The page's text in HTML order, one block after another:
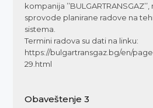
kompanija
sprovode planirane radove na
sistema.
Termini radova su dati na linku:
https://bulgartransgaz.bg/en/
29.html
Obaveštenje 3